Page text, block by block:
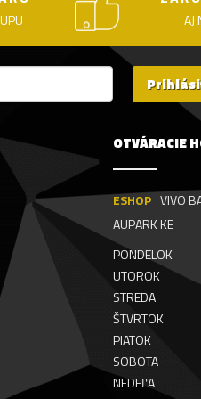
AJ
OTVÁRACIE
ESHOP VIVO
AUPARK KE
PONDELOK
UTOROK
STREDA
ŠTVRTOK
PIATOK
SOBOTA
NEDEĽA